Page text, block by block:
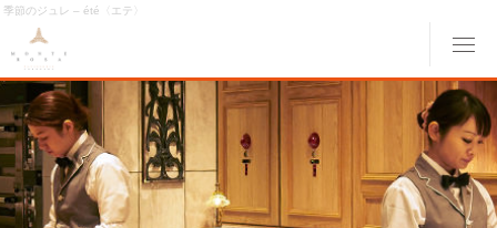
季節のジュレ – été〈エテ〉
ABOUT MONTE ROSAモンテローザについて
MENUメニュー
ORIGINAL ORDER オリジナルオーダー